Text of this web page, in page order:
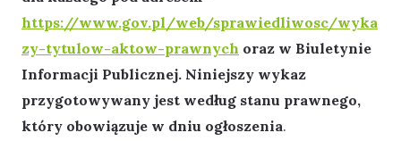
https://www.gov.pl/web/sprawiedliwosc/wyka
zy-tytulow-aktow-prawnych oraz w Biuletynie
Informacji Publicznej. Niniejszy wykaz
przygotowywany jest według stanu prawnego,
który obowiązuje w dniu ogłoszenia.